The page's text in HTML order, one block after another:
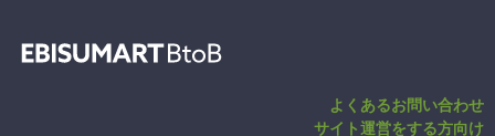
よくあるお問い合わせ
サイト運営をする方向け